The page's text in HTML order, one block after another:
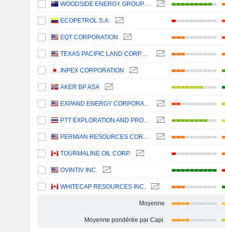
WOODSIDE ENERGY GROUP LTD
ECOPETROL S.A.
EQT CORPORATION
TEXAS PACIFIC LAND CORPORATION
INPEX CORPORATION
AKER BP ASA
EXPAND ENERGY CORPORATION
PTT EXPLORATION AND PRODUCTION
PERMIAN RESOURCES CORPORATION
TOURMALINE OIL CORP.
OVINTIV INC.
WHITECAP RESOURCES INC.
Moyenne
Moyenne pondérée par Capi.